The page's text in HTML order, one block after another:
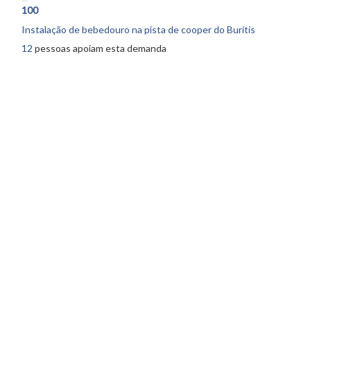
100
Instalação de bebedouro na pista de cooper do Buritis
12 pessoas apoiam esta demanda